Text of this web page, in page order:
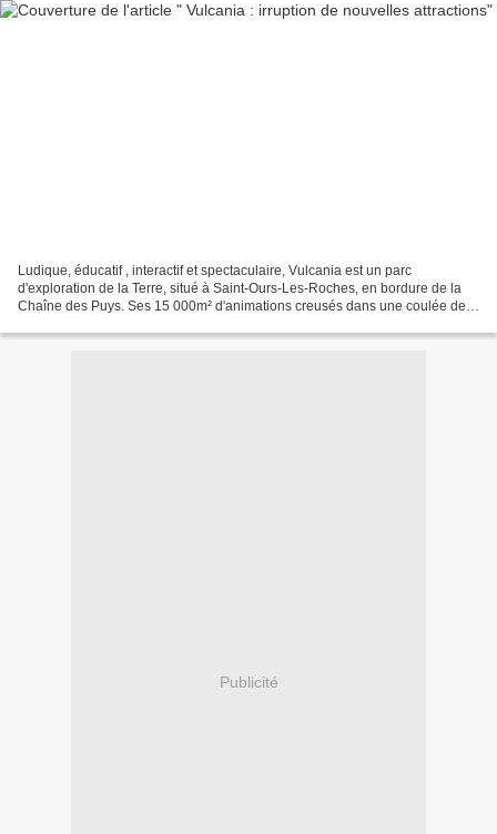
Ludique, éducatif , interactif et spectaculaire, Vulcania est un parc
d'exploration de la Terre, situé à Saint-Ours-Les-Roches, en bordure de la
Chaîne des Puys. Ses 15 000m² d'animations creusés dans une coulée de
Publicité